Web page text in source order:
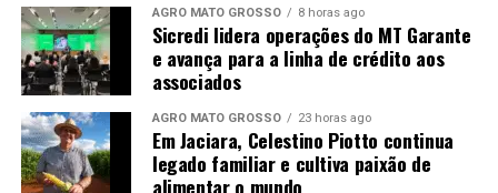
AGRO MATO GROSSO 8 horas ago
Sicredi lidera operações do MT Garante
e avança para a linha de crédito aos
associados
AGRO MATO GROSSO 23 horas ago
Em Jaciara, Celestino Piotto continua
legado familiar e cultiva paixão de
alimentar o mundo